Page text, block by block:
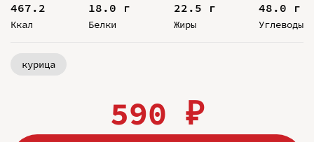
467.2
Ккал
18.0 г
Белки
22.5 г
Жиры
48.0 г
Углеводы
курица
590 ₽